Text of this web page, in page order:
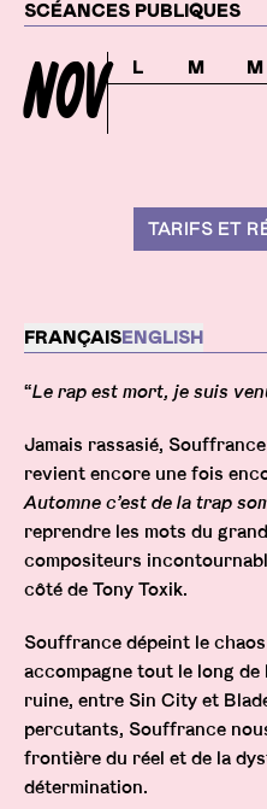
Dates
SCÉANCES PUBLIQUES
NOV L M M
TARIFS ET
Description
FRANÇAISENGLISH
“Le rap est mort, je suis
Jamais rassasié,
revient encore une fois
Automne c’est de la trap
reprendre les mots du
compositeurs
côté de Tony Toxik.
Souffrance dépeint le
accompagne tout le long de
ruine, entre Sin City et
percutants, Souffrance
frontière du réel et de la
détermination.